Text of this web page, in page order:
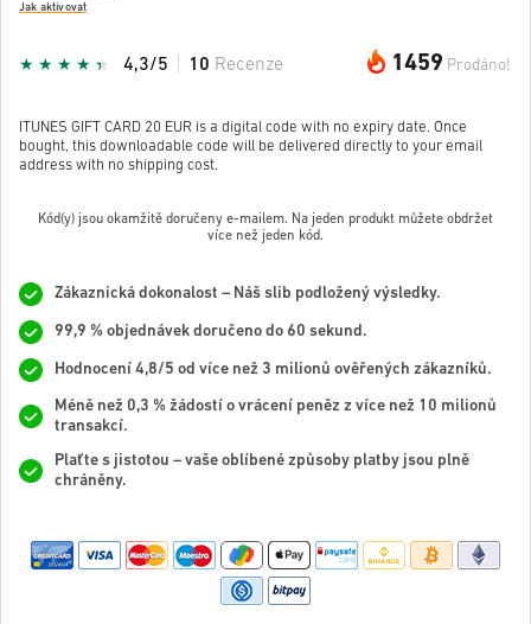
Jak aktivovat
1459 Prodáno!
4,3/5 10 Recenze
ITUNES GIFT CARD 20 EUR is a digital code with no expiry date. Once
bought, this downloadable code will be delivered directly to your email
address with no shipping cost.
Kód(y) jsou okamžitě doručeny e-mailem. Na jeden produkt můžete obdržet
více než jeden kód.
Zákaznická dokonalost – Náš slib podložený výsledky.
99,9 % objednávek doručeno do 60 sekund.
Hodnocení 4,8/5 od více než 3 milionů ověřených zákazníků.
Méně než 0,3 % žádostí o vrácení peněz z více než 10 milionů
transakcí.
Plaťte s jistotou – vaše oblíbené způsoby platby jsou plně
chráněny.